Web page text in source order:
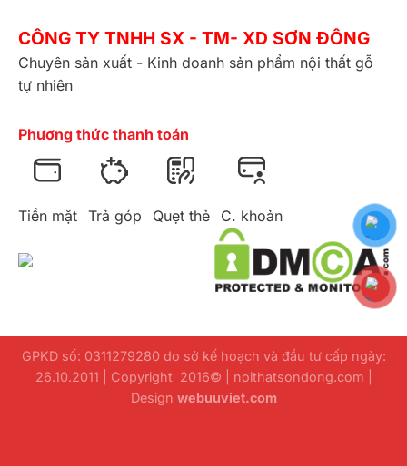
CÔNG TY TNHH SX - TM- XD SƠN ĐÔNG
Chuyên sản xuất - Kinh doanh sản phẩm nội thất gỗ
tự nhiên
Phương thức thanh toán
Tiền mặt Trả góp Quẹt thẻ C. khoản
GPKD số: 0311279280 do sở kế hoạch và đầu tư cấp ngày:
26.10.2011 | Copyright 2016© | noithatsondong.com |
Design webuuviet.com